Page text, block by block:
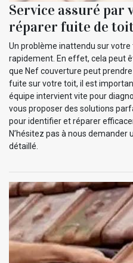
Service assuré
réparer fuite de
Un problème inattendu sur
rapidement. En effet, cela peut
que Nef couverture peut
fuite sur votre toit, il est
équipe intervient vite pour
vous proposer des solutions
pour identifier et réparer
N’hésitez pas à nous
détaillé.